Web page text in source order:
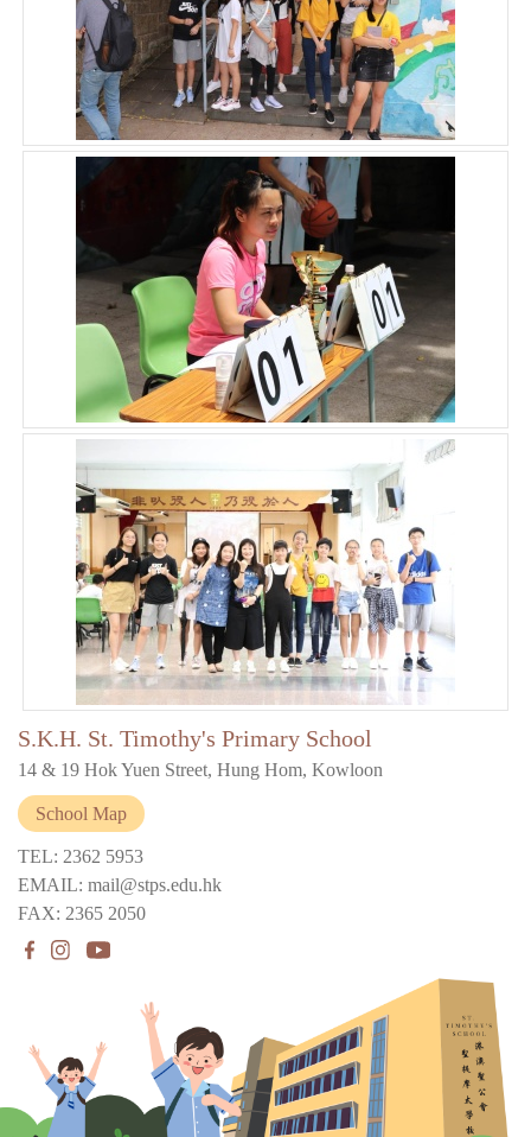
S.K.H. St. Timothy's Primary School
14 & 19 Hok Yuen Street, Hung Hom, Kowloon
School Map
TEL: 2362 5953
EMAIL: mail@stps.edu.hk
FAX: 2365 2050